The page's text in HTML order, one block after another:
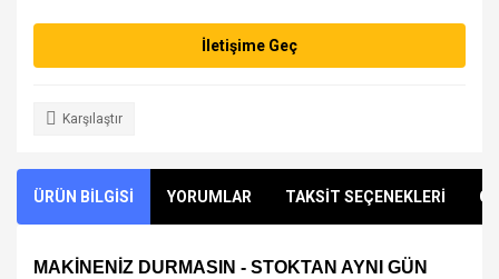
İletişime Geç
Karşılaştır
ÜRÜN BİLGİSİ YORUMLAR TAKSİT SEÇENEKLERİ
MAKİNENİZ DURMASIN - STOKTAN AYNI GÜN